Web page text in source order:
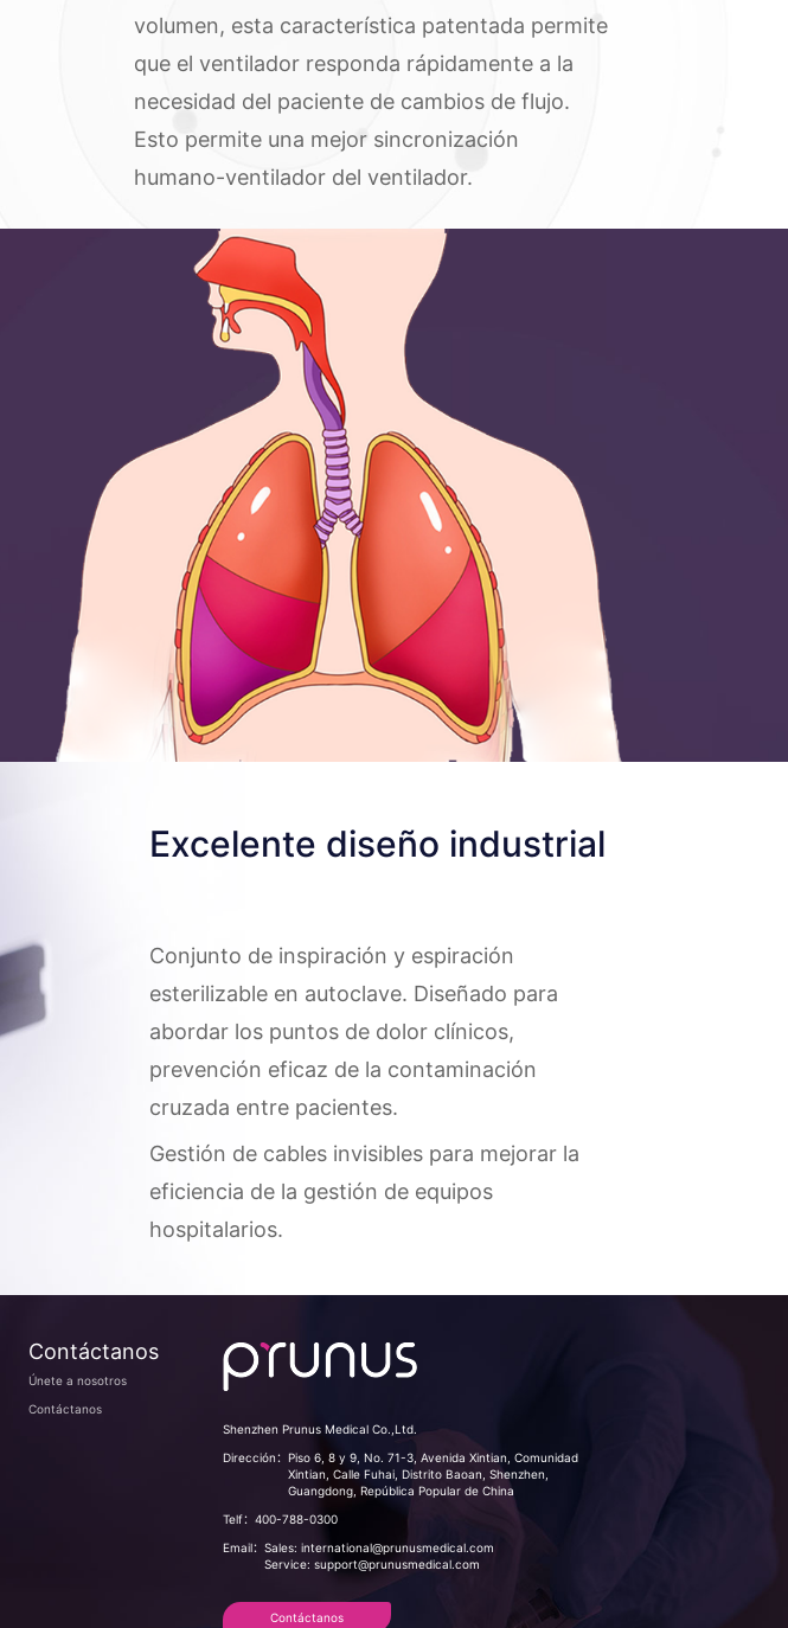
volumen, esta característica patentada permite
que el ventilador responda rápidamente a la
necesidad del paciente de cambios de flujo.
Esto permite una mejor sincronización
humano-ventilador del ventilador.
Excelente diseño industrial
Conjunto de inspiración y espiración
esterilizable en autoclave. Diseñado para
abordar los puntos de dolor clínicos,
prevención eficaz de la contaminación
cruzada entre pacientes.
Gestión de cables invisibles para mejorar la
eficiencia de la gestión de equipos
hospitalarios.
Contáctanos
Únete a nosotros
Contáctanos
Shenzhen Prunus Medical Co.,Ltd.
Dirección： Piso 6, 8 y 9, No. 71-3, Avenida Xintian, Comunidad
Xintian, Calle Fuhai, Distrito Baoan, Shenzhen,
Guangdong, República Popular de China
Telf： 400-788-0300
Email： Sales: international@prunusmedical.com
Service: support@prunusmedical.com
Contáctanos